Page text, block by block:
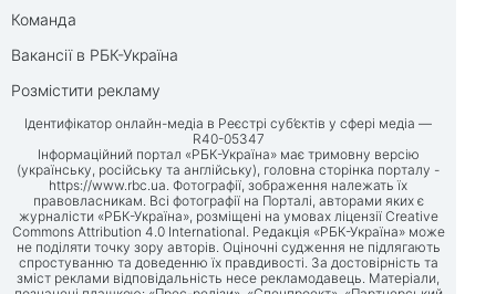
Команда
Вакансії в РБК-Україна
Розмістити рекламу
Ідентифікатор онлайн-медіа в Реєстрі суб’єктів у сфері медіа —
R40-05347
Інформаційний портал «РБК-Україна» має тримовну версію
(українську, російську та англійську), головна сторінка порталу -
https://www.rbc.ua. Фотографії, зображення належать їх
правовласникам. Всі фотографії на Порталі, авторами яких є
журналісти «РБК-Україна», розміщені на умовах ліцензії Creative
Commons Attribution 4.0 International. Редакція «РБК-Україна» може
не поділяти точку зору авторів. Оціночні судження не підлягають
спростуванню та доведенню їх правдивості. За достовірність та
зміст реклами відповідальність несе рекламодавець. Матеріали,